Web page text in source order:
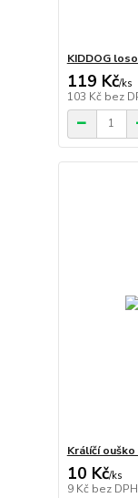
KIDDOG
119 Kč/ks
103 Kč bez
Králíčí
10 Kč/ks
9 Kč bez DPH